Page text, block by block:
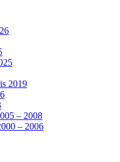
2019
– 2008
– 2006